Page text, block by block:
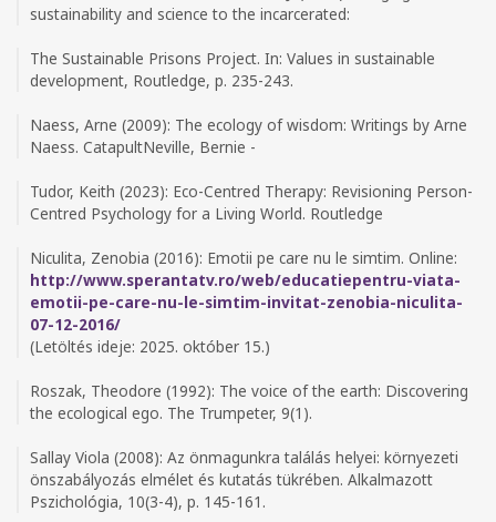
sustainability and science to the incarcerated:
The Sustainable Prisons Project. In: Values in sustainable
development, Routledge, p. 235-243.
Naess, Arne (2009): The ecology of wisdom: Writings by Arne
Naess. CatapultNeville, Bernie -
Tudor, Keith (2023): Eco-Centred Therapy: Revisioning Person-
Centred Psychology for a Living World. Routledge
Niculita, Zenobia (2016): Emotii pe care nu le simtim. Online:
http://www.sperantatv.ro/web/educatiepentru-viata-
emotii-pe-care-nu-le-simtim-invitat-zenobia-niculita-
07-12-2016/
(Letöltés ideje: 2025. október 15.)
Roszak, Theodore (1992): The voice of the earth: Discovering
the ecological ego. The Trumpeter, 9(1).
Sallay Viola (2008): Az önmagunkra találás helyei: környezeti
önszabályozás elmélet és kutatás tükrében. Alkalmazott
Pszichológia, 10(3-4), p. 145-161.